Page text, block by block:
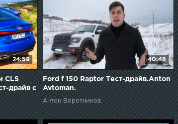
24:59
CLS
драйв с
A7 55
40:48
Ford f 150 Raptor Тест-драйв.Anton
Avtoman.
Антон Воротников